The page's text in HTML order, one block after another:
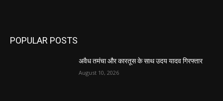
POPULAR POSTS
अवैध तमंचा और कारतूस के साथ उदय यादव गिरफ्तार
August 10, 2026